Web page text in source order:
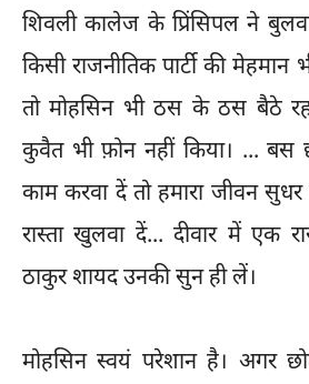
शिवली कालेज के प्रिंसिपल ने
किसी राजनीतिक पार्टी की
तो मोहसिन भी ठस के ठस बैठे
कुवैत भी फ़ोन नहीं किया। ... बस
काम करवा दें तो हमारा जीवन सुधर
रास्ता खुलवा दें... दीवार में एक
ठाकुर शायद उनकी सुन ही लें।
मोहसिन स्वयं परेशान है। अगर